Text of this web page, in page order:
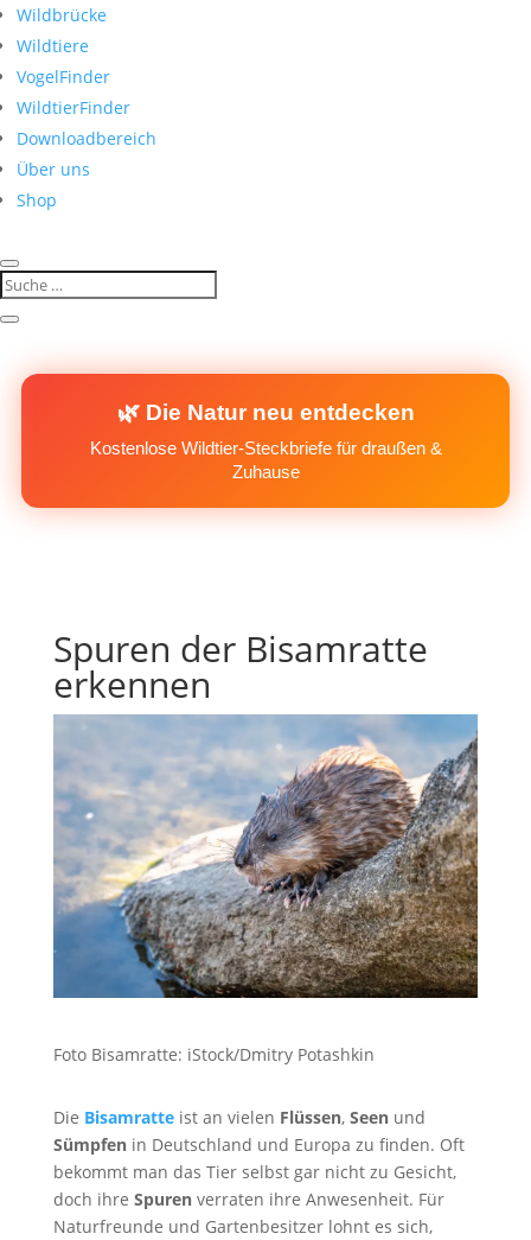
Wildbrücke
Wildtiere
VogelFinder
WildtierFinder
Downloadbereich
Über uns
Shop
🌿 Die Natur neu entdecken
Kostenlose Wildtier-Steckbriefe für draußen &
Zuhause
Spuren der Bisamratte
erkennen
Foto Bisamratte: iStock/Dmitry Potashkin
Die Bisamratteist an vielen Flüssen, Seenund
Sümpfenin Deutschland und Europa zu finden. Oft
bekommt man das Tier selbst gar nicht zu Gesicht,
doch ihre Spurenverraten ihre Anwesenheit. Für
Naturfreunde und Gartenbesitzer lohnt es sich,